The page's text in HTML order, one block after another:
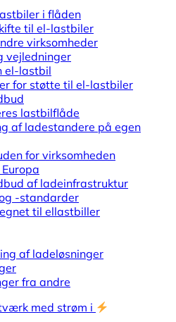
i flåden
til el-lastbiler
virksomheder
vejledninger
el-lastbil
for støtte til el-lastbiler
lastbilflåde
af ladestandere på egen
for virksomheden
af ladeinfrastruktur
-standarder
til ellastbiller
af ladeløsninger
fra andre
med strøm i